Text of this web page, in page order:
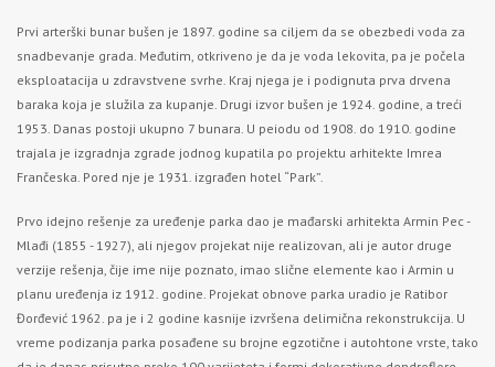
Prvi arterški bunar bušen je 1897. godine sa ciljem da se obezbedi voda za
snadbevanje grada. Međutim, otkriveno je da je voda lekovita, pa je počela
eksploatacija u zdravstvene svrhe. Kraj njega je i podignuta prva drvena
baraka koja je služila za kupanje. Drugi izvor bušen je 1924. godine, a treći
1953. Danas postoji ukupno 7 bunara. U peiodu od 1908. do 1910. godine
trajala je izgradnja zgrade jodnog kupatila po projektu arhitekte Imrea
Frančeska. Pored nje je 1931. izgrađen hotel “Park”.
Prvo idejno rešenje za uređenje parka dao je mađarski arhitekta Armin Pec -
Mlađi (1855 - 1927), ali njegov projekat nije realizovan, ali je autor druge
verzije rešenja, čije ime nije poznato, imao slične elemente kao i Armin u
planu uređenja iz 1912. godine. Projekat obnove parka uradio je Ratibor
Đorđević 1962. pa je i 2 godine kasnije izvršena delimična rekonstrukcija. U
vreme podizanja parka posađene su brojne egzotične i autohtone vrste, tako